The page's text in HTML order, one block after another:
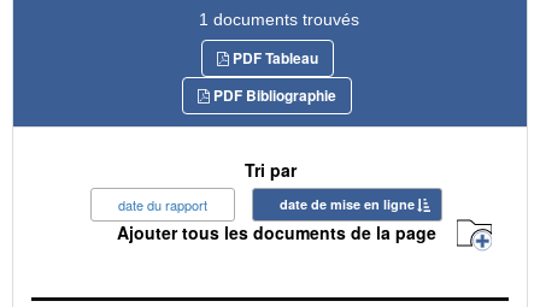
1 documents trouvés
PDF Tableau
PDF Bibliographie
Tri par
date du rapport date de mise en ligne
Ajouter tous les documents de la page